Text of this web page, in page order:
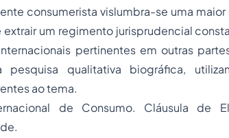
consumerista vislumbra-se uma
extrair um regimento jurisprudencial
pertinentes em outras
pesquisa qualitativa biográfica,
ao tema.
de Consumo. Cláusula de